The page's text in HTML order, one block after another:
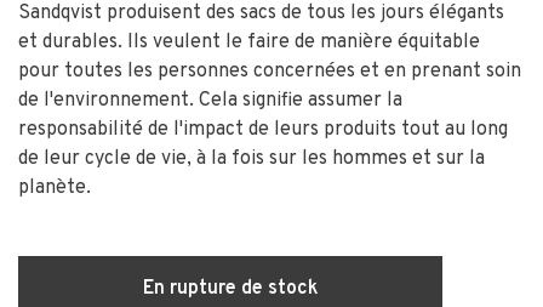
Sandqvist produisent des sacs de tous les jours élégants
et durables. Ils veulent le faire de manière équitable
pour toutes les personnes concernées et en prenant soin
de l'environnement. Cela signifie assumer la
responsabilité de l'impact de leurs produits tout au long
de leur cycle de vie, à la fois sur les hommes et sur la
planète.
En rupture de stock